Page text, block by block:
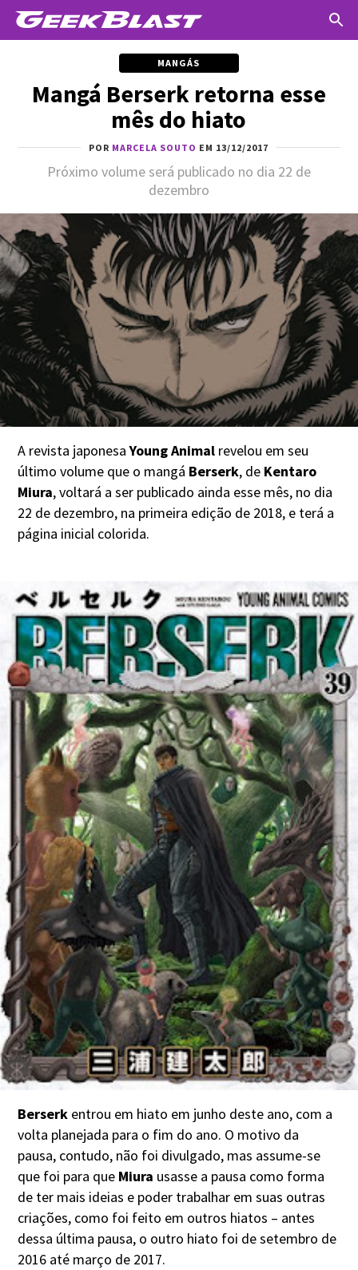
MANGÁS
Mangá Berserk retorna esse
mês do hiato
POR MARCELA SOUTO EM 13/12/2017
Próximo volume será publicado no dia 22 de
dezembro
A revista japonesaYoung Animal revelou em seu
último volume que o mangá Berserk, de Kentaro
Miura, voltará a ser publicado ainda esse mês, no dia
22 de dezembro, na primeira edição de 2018, e terá a
página inicial colorida.
Berserk entrou em hiato em junho deste ano, com a
volta planejada para o fim do ano. O motivo da
pausa, contudo, não foi divulgado, mas assume-se
que foi para que Miura usasse a pausa como forma
de ter mais ideias e poder trabalhar em suas outras
criações, como foi feito em outros hiatos – antes
dessa última pausa, o outro hiato foi de setembro de
2016 até março de 2017.